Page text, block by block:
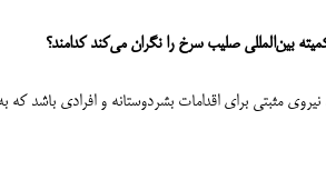
بین‌­المللی صلیب سرخ را نگرانمی­‌کند کدامند؟
مثبتی برای اقدامات بشردوستانه و افرادی باشد که